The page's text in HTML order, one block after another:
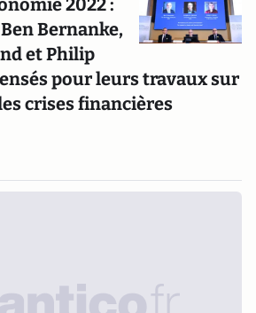
2022 :
Bernanke,
et Philip
pour leurs travaux sur
crises financières